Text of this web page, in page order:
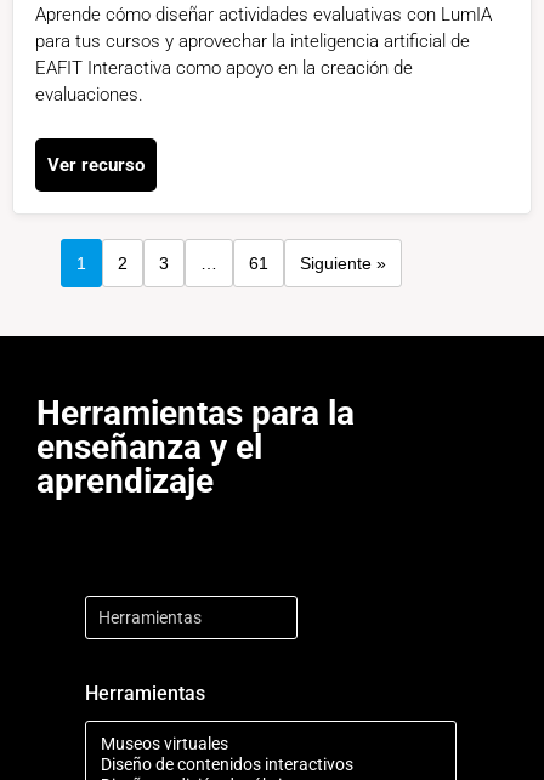
Aprende cómo diseñar actividades evaluativas con LumIA
para tus cursos y aprovechar la inteligencia artificial de
EAFIT Interactiva como apoyo en la creación de
evaluaciones.
Ver recurso
1 2 3 61 Siguiente »
Herramientas para la
enseñanza y el
aprendizaje
Herramientas